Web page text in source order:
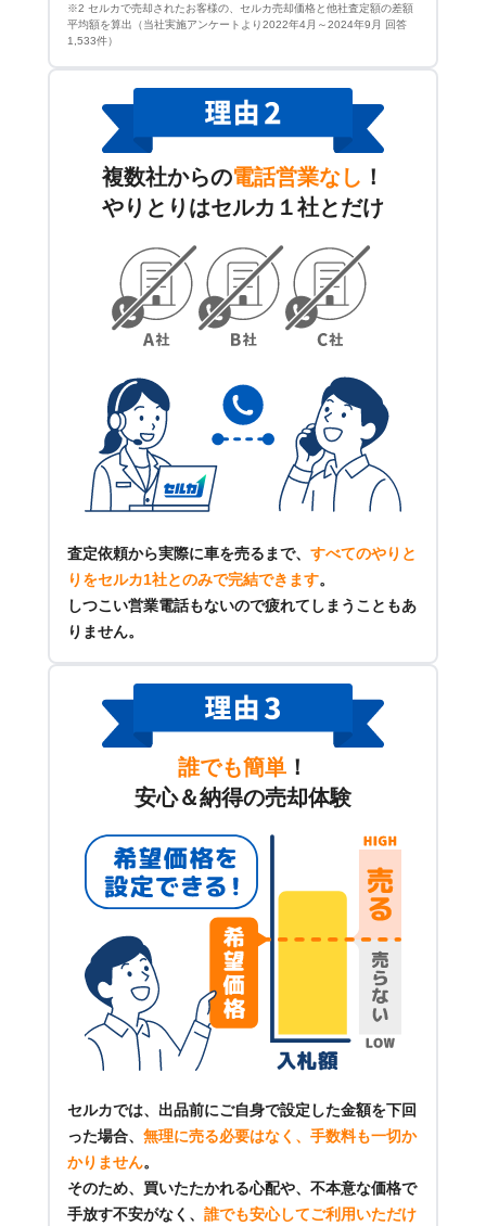
※2 セルカで売却されたお客様の、セルカ売却価格と他社査定額の差額
平均額を算出（当社実施アンケートより2022年4月～2024年9月 回答
1,533件）
複数社からの電話営業なし ！
やりとりはセルカ１社とだけ
査定依頼から実際に車を売るまで、 すべてのやりと
りをセルカ1社とのみで完結できます。
しつこい営業電話もないので疲れてしまうこともあ
りません。
誰でも簡単 ！
安心＆納得の売却体験
セルカでは、出品前にご自身で設定した金額を下回
った場合、 無理に売る必要はなく、手数料も一切か
かりません。
そのため、買いたたかれる心配や、不本意な価格で
手放す不安がなく、 誰でも安心してご利用いただけ